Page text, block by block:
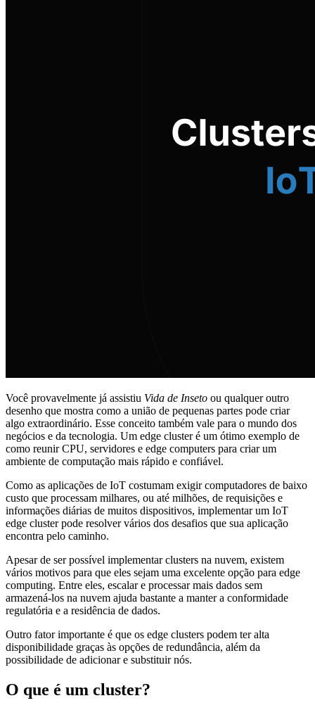
Você provavelmente já assistiu Vida de Inseto ou qualquer outro
desenho que mostra como a união de pequenas partes pode criar
algo extraordinário. Esse conceito também vale para o mundo dos
negócios e da tecnologia. Um edge cluster é um ótimo exemplo de
como reunir CPU, servidores e edge computers para criar um
ambiente de computação mais rápido e confiável.
Como as aplicações de IoT costumam exigir computadores de baixo
custo que processam milhares, ou até milhões, de requisições e
informações diárias de muitos dispositivos, implementar um IoT
edge cluster pode resolver vários dos desafios que sua aplicação
encontra pelo caminho.
Apesar de ser possível implementar clusters na nuvem, existem
vários motivos para que eles sejam uma excelente opção para edge
computing. Entre eles, escalar e processar mais dados sem
armazená-los na nuvem ajuda bastante a manter a conformidade
regulatória e a residência de dados.
Outro fator importante é que os edge clusters podem ter alta
disponibilidade graças às opções de redundância, além da
possibilidade de adicionar e substituir nós.
O que é um cluster?